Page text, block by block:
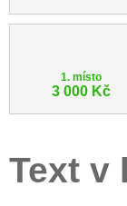
1. místo
3 000 Kč
Text v